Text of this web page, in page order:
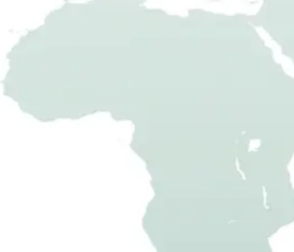
Produktion in
Einsatz auf der ganzen
Ihre Profis für individuelle Gartenhäuser
isolierte Gartenhäuser aus Metall Geräteschuppen
GERÄTEHAUS ONLINE